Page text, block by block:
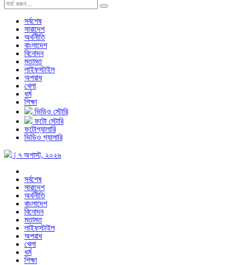
সর্বশেষ
সারাদেশ
অর্থনীতি
বাংলাদেশ
বিনোদন
মতামত
লাইফস্টাইল
অপরাধ
খেলা
ধর্ম
শিক্ষা
ভিডিও স্টোরি
ফটো স্টোরি
ফটোগ্যালারি
ভিডিও গ্যালারি
| ৭ অগাস্ট, ২০২৬
সর্বশেষ
সারাদেশ
অর্থনীতি
বাংলাদেশ
বিনোদন
মতামত
লাইফস্টাইল
অপরাধ
খেলা
ধর্ম
শিক্ষা